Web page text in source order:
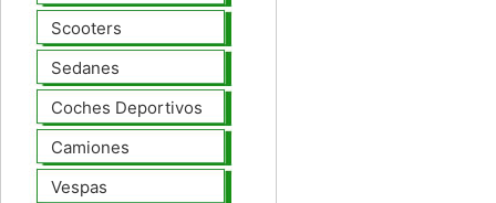
Scooters
Sedanes
Coches Deportivos
Camiones
Vespas